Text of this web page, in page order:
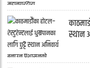
स्थान